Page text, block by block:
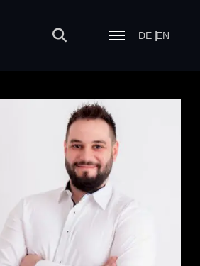
DE EN